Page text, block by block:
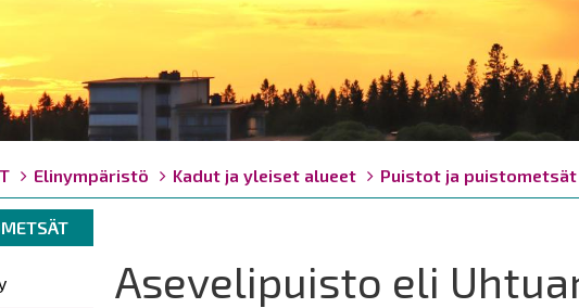
Elinympäristö Kadut ja yleiset alueet Puistot ja puistometsät
Asevelipuisto eli